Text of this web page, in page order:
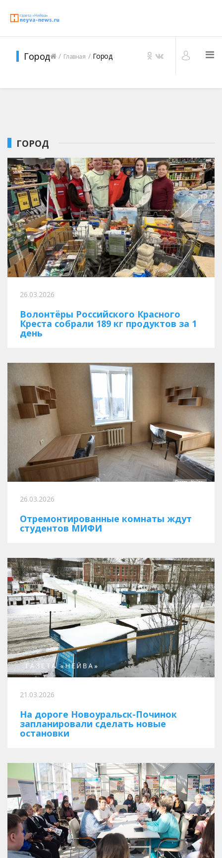
Город Главная Город
ГОРОД
26.03.2026
Волонтёры Российского Красного
Креста собрали 189 кг продуктов за 1
день
26.03.2026
Отремонтированные комнаты ждут
студентов МИФИ
21.03.2026
На дороге Новоуральск-Починок
запланировали сделать новые
остановки